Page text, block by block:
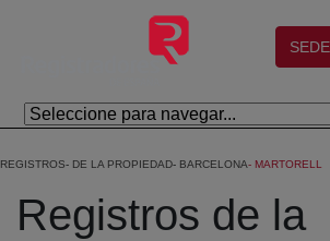
Skip to Main Content
REGISTROS DE LA PROPIEDAD BARCELONA MARTORELL
Registros de la